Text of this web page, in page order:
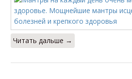
Читать дальше →